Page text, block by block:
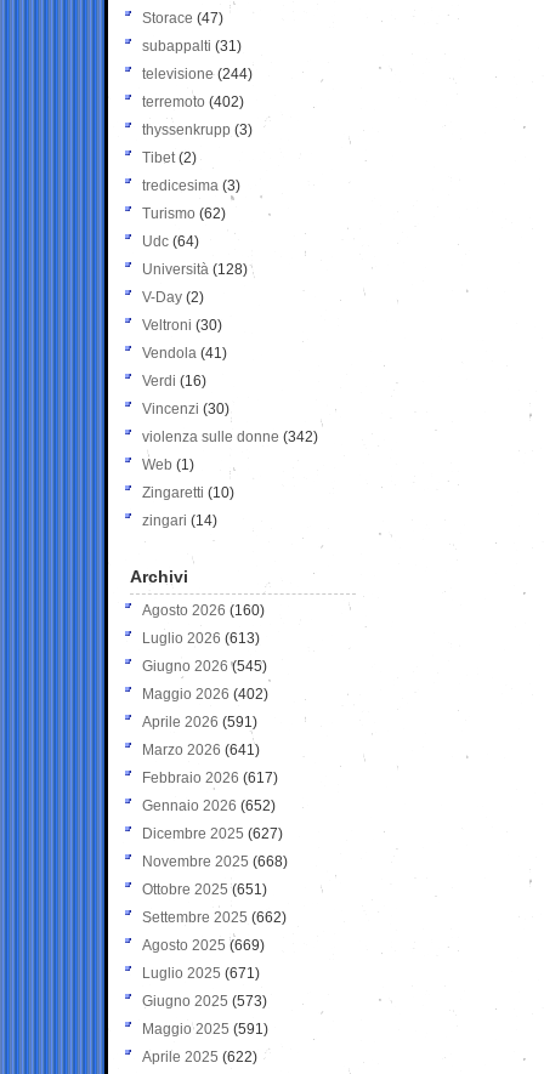
Storace (47)
subappalti (31)
televisione(244)
terremoto (402)
thyssenkrupp (3)
Tibet(2)
tredicesima (3)
Turismo (62)
Udc (64)
Università (128)
V-Day (2)
Veltroni (30)
Vendola (41)
Verdi (16)
Vincenzi (30)
violenza sulle donne (342)
Web (1)
Zingaretti (10)
zingari (14)
Archivi
Agosto 2026 (160)
Luglio 2026 (613)
Giugno 2026 (545)
Maggio 2026 (402)
Aprile 2026 (591)
Marzo 2026 (641)
Febbraio 2026 (617)
Gennaio 2026 (652)
Dicembre 2025 (627)
Novembre 2025 (668)
Ottobre 2025 (651)
Settembre 2025 (662)
Agosto 2025 (669)
Luglio 2025 (671)
Giugno 2025 (573)
Maggio 2025 (591)
Aprile 2025 (622)